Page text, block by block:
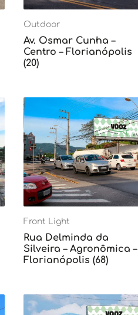
Outdoor
Av. Osmar Cunha –
Centro – Florianópolis
(20)
Front Light
Rua Delminda da
Silveira – Agronômica –
Florianópolis (68)